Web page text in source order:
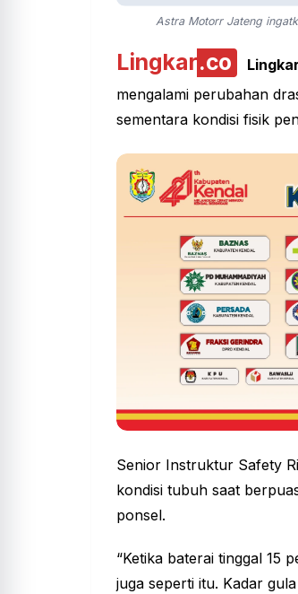
Astra Motorr Jateng
Lingkar.co
mengalami perubahan
sementara kondisi fisik
Senior Instruktur Safety
kondisi tubuh saat
ponsel.
“Ketika baterai tinggal 15
juga seperti itu. Kadar